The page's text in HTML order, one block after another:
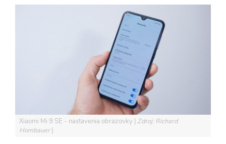
Xiaomi Mi 9 SE - nastavenia obrazovky
Zdroj: Richard
Hombauer